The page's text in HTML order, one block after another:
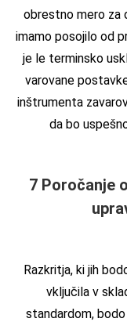
obrestno mero za
imamo posojilo od
je le terminsko
varovane
inštrumenta
da bo
7 Poročanje
Razkritja, ki jih
vključila v
standardom,